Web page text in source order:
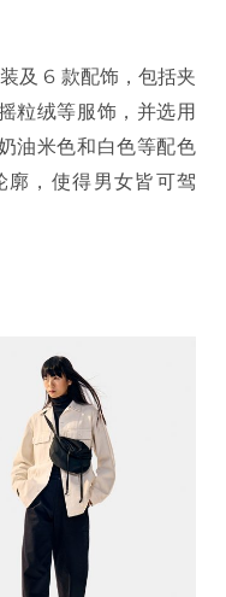
及 6 款配饰，包括夹
粒绒等服饰，并选用
油米色和白色等配色
廓，使得男女皆可驾